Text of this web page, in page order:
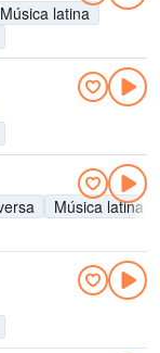
Música latina
Música latina